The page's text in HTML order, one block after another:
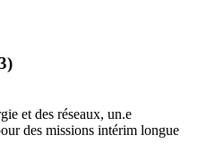
et des réseaux, un.e
des missions intérim longue